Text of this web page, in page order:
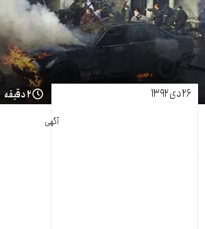
۲۶ دی ۱۳۹۲ ۲ دقیقه
آگهی